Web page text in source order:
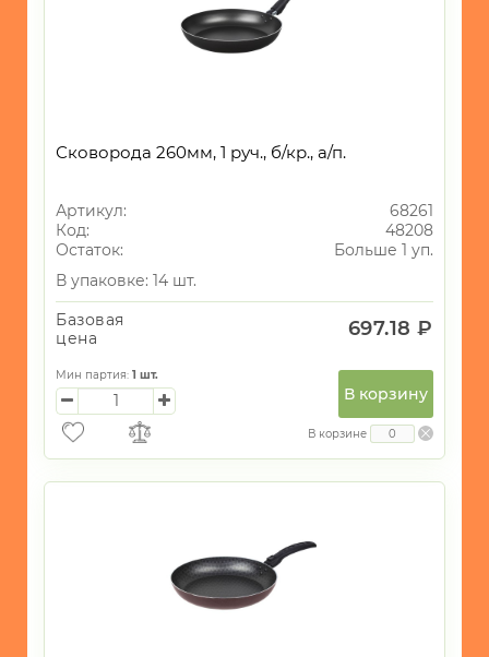
Сковорода 260мм, 1 руч., б/кр., а/п.
Артикул:
68261
Код:
48208
Остаток:
Больше 1 уп.
В упаковке: 14 шт.
Базовая
цена
697.18 ₽
Мин партия: 1 шт.
В корзину
В корзине